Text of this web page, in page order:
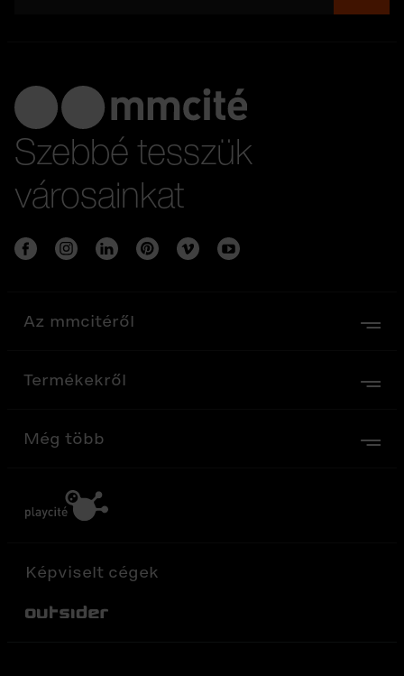
Szebbé tesszük
városainkat
Az mmcitéről
Termékekről
Még több
Képviselt cégek
Out-Sider